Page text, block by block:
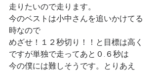
走りたいので走ります。
今のベストは小中さんを追いかけてる
時なので
めざせ！１２秒切り！！と目標は高く
ですが単独で走ってあと０.６秒は
今の僕には難しそうです。とりあえ